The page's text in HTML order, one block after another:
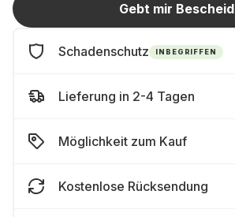
Gebt mir Bescheid
Schadenschutz INBEGRIFFEN
Lieferung in 2-4 Tagen
Möglichkeit zum Kauf
Kostenlose Rücksendung